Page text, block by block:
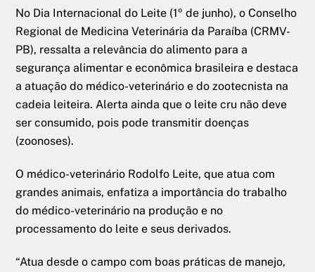
No Dia Internacional do Leite (1º de junho), o Conselho
Regional de Medicina Veterinária da Paraíba (CRMV-
PB), ressalta a relevância do alimento para a
segurança alimentar e econômica brasileira e destaca
a atuação do médico-veterinário e do zootecnista na
cadeia leiteira. Alerta ainda que o leite cru não deve
ser consumido, pois pode transmitir doenças
(zoonoses).
O médico-veterinário Rodolfo Leite, que atua com
grandes animais, enfatiza a importância do trabalho
do médico-veterinário na produção e no
processamento do leite e seus derivados.
“Atua desde o campo com boas práticas de manejo,